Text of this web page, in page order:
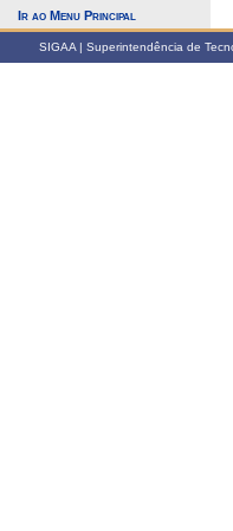
Ir ao Menu Principal
SIGAA | Superintendência de